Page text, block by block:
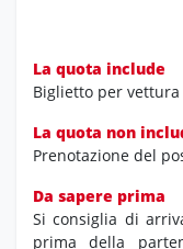
La quota include
Biglietto per vettura
La quota non
Prenotazione del
Da sapere prima
Si consiglia di
prima della